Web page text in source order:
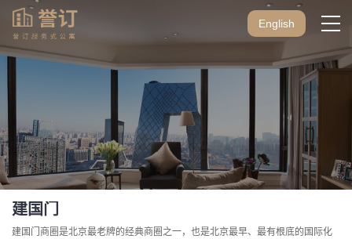
English
建国门
建国门商圈是北京最老牌的经典商圈之一，也是北京最早、最有根底的国际化